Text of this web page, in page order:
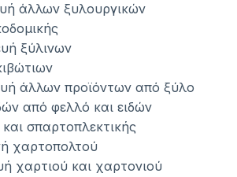
άλλων ξυλουργικών
ξύλινων
άλλων προϊόντων από ξύλο
από φελλό και ειδών
σπαρτοπλεκτικής
χαρτοπολτού
χαρτιού και χαρτονιού